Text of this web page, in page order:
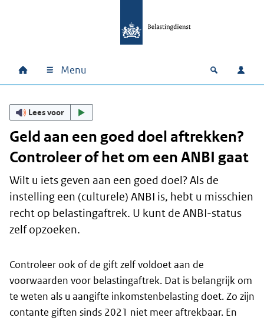
Hoofdnavigatie
Home Menu Open
Lees voor
Geld aan een goed doel aftrekken?
Controleer of het om een ANBI gaat
Wilt u iets geven aan een goed doel? Als de
instelling een (culturele) ANBI is, hebt u misschien
recht op belastingaftrek. U kunt de ANBI-status
zelf opzoeken.
Controleer ook of de gift zelf voldoet aan de
voorwaarden voor belastingaftrek. Dat is belangrijk om
te weten als u aangifte inkomstenbelasting doet. Zo zijn
contante giften sinds 2021 niet meer aftrekbaar. En